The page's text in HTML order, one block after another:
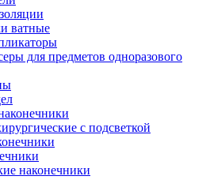
ватные
для предметов одноразового
с подсветкой
наконечники